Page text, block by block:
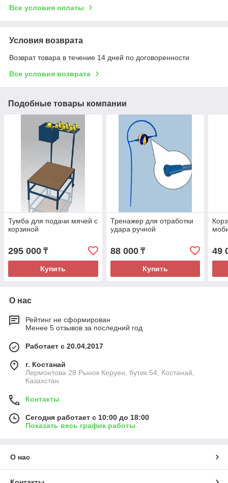
Все условия оплаты
Условия возврата
Возврат товара в течение 14 дней по договоренности
Все условия возврата
Подобные товары компании
Тумба для подачи мячей с
корзиной
295 000 ₸
Купить
Тренажер для отработки
удара ручной
88 000₸
Купить
49
О нас
Рейтинг не сформирован
Менее 5 отзывов за последний год
Работает с 20.04.2017
г. Костанай
Лермонтова 28 Рынок Керуен, бутик 54, Костанай,
Казахстан
Контакты
Сегодня работает с 10:00 до 18:00
Показать весь график работы
О нас